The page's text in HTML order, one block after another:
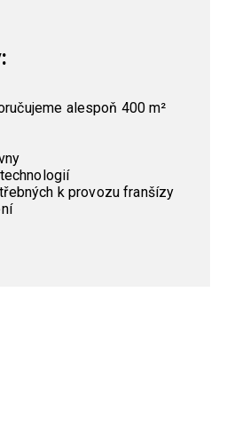
alespoň 400 m²
k provozu franšízy